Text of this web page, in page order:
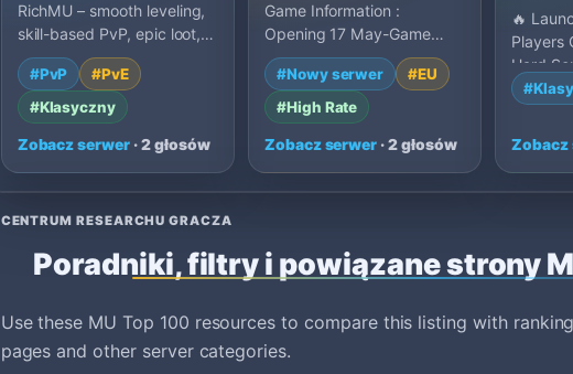
RichMU – smooth leveling,
skill-based PvP, epic loot,
and a fair, non-toxic grind.
No pay-to-wi…
#PvP
#PvE
#Klasyczny
Zobacz serwer · 2 głosów
Game Information :
Opening 17 May-Game
Version : Season 20 Part 1-
3-EXP Regular : x5000--
EXP Ma…
#Nowy serwer
#EU
#High Rate
Zobacz serwer · 2 głosów
🔥
Players
Hard
Zobacz
CENTRUM RESEARCHU GRACZA
Poradniki, filtry i powiązane strony
Use these MU Top 100 resources to compare this listing with
pages and other server categories.